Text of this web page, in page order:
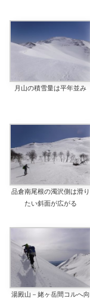
月山の積雪量は平年並み
品倉南尾根の濁沢側は滑り
たい斜面が広がる
湯殿山－姥ヶ岳間コルへ向